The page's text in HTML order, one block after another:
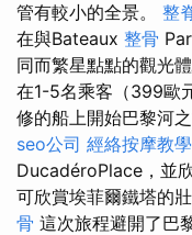
管有較小的全景。 整
在與Bateaux 整骨
同而繁星點點的觀光
在1-5名乘客（399歐
修的船上開始巴黎河之
seo公司 經絡按摩教學
DucadéroPlace，並
可欣賞埃菲爾鐵塔的
骨 這次旅程避開了巴